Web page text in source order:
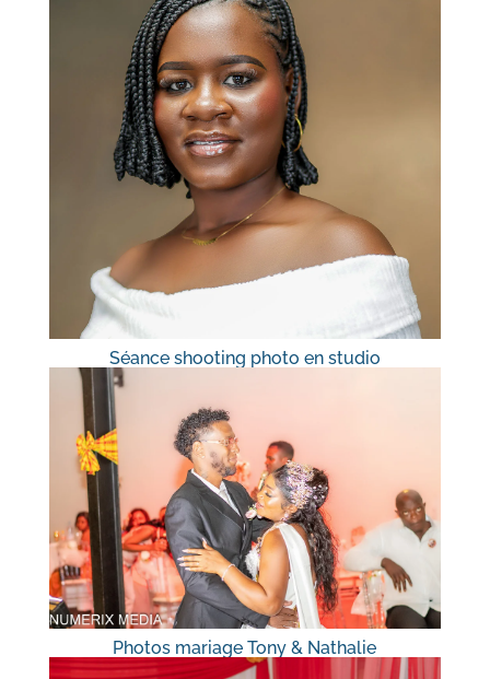
Séance shooting photo en studio
Photos mariage Tony & Nathalie